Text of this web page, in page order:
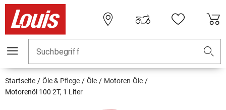
Suchbegriff
Startseite Öle & Pflege Öle
Motoren-Öle
Motorenöl 100 2T, 1 Liter